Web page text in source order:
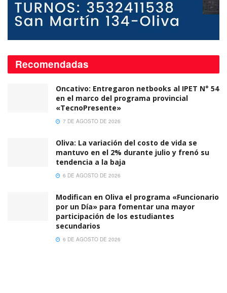
Recomendadas
Oncativo: Entregaron netbooks al IPET N° 54
en el marco del programa provincial
«TecnoPresente»
7 DE AGOSTO DE 2026
Oliva: La variación del costo de vida se
mantuvo en el 2% durante julio y frenó su
tendencia a la baja
6 DE AGOSTO DE 2026
Modifican en Oliva el programa «Funcionario
por un Día» para fomentar una mayor
participación de los estudiantes
secundarios
6 DE AGOSTO DE 2026